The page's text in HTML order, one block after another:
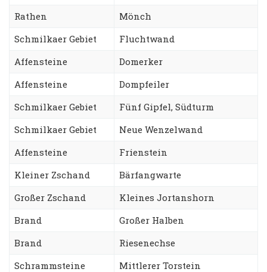
Rathen
Mönch
Schmilkaer Gebiet
Fluchtwand
Affensteine
Domerker
Affensteine
Dompfeiler
Schmilkaer Gebiet
Fünf Gipfel, Südturm
Schmilkaer Gebiet
Neue Wenzelwand
Affensteine
Frienstein
Kleiner Zschand
Bärfangwarte
Großer Zschand
Kleines Jortanshorn
Brand
Großer Halben
Brand
Riesenechse
Schrammsteine
Mittlerer Torstein